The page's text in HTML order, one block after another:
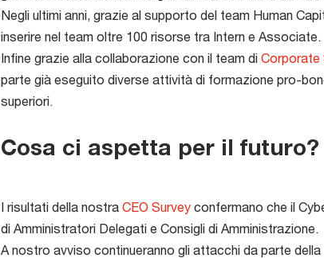
Negli ultimi anni, grazie al supporto del team Human
inserire nel team oltre 100 risorse tra Intern e Associate.
Infine grazie alla collaborazione con il team di Corporate
parte già eseguito diverse attività di formazione pro-
superiori.
Cosa ci aspetta per il futuro?
I risultati della nostra CEO Survey confermano che il
di Amministratori Delegati e Consigli di Amministrazione.
A nostro avviso continueranno gli attacchi da parte